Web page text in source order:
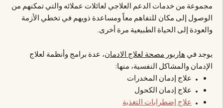
مجموعة من خدمات الدعم العلاجي لعائلات عملائه والتي تمكنهم من
الوصول إلى مكان للتفاهم معاً ومساعدة ذويهم في تخطي الأزمة
والعودة إلى الحياة الطبيعية مرة أخرى.
يوجد في هاربور مصحة لعلاج الادمان، عدة برامج وأنظمة لعلاج
الإدمان والمشاكل النفسية، منها:
علاج إدمان المخدرات
علاج إدمان الكحول
علاج إضطرابات التغذية